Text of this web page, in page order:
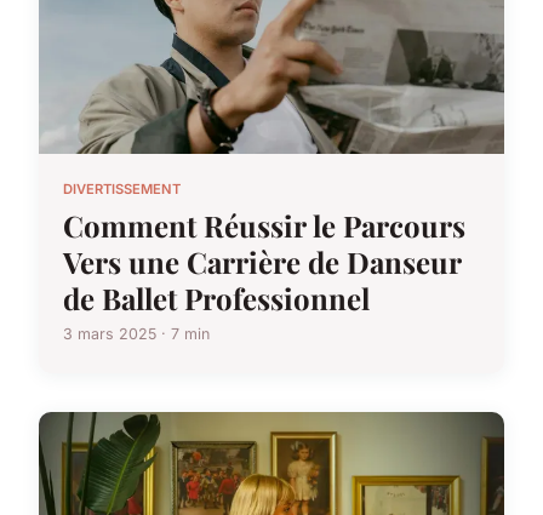
DIVERTISSEMENT
Comment Réussir le Parcours
Vers une Carrière de Danseur
de Ballet Professionnel
3 mars 2025 · 7 min